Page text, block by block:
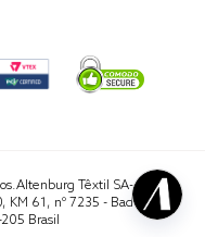
Têxtil SA- CNPJ
61, nº 7235 - Badenfurt,
Brasil